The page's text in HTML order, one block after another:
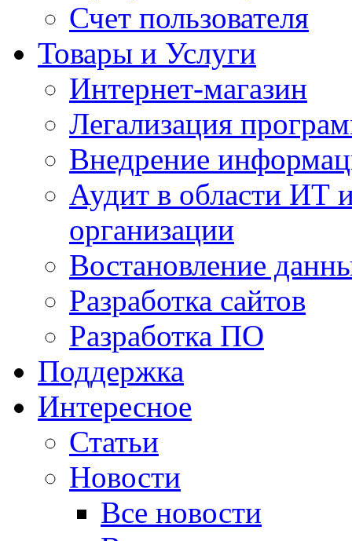
Счет пользователя
Товары и Услуги
Интернет-магазин
Легализация
Внедрение
Аудит в области ИТ
организации
Востановление
Разработка сайтов
Разработка ПО
Поддержка
Интересное
Статьи
Новости
Все новости